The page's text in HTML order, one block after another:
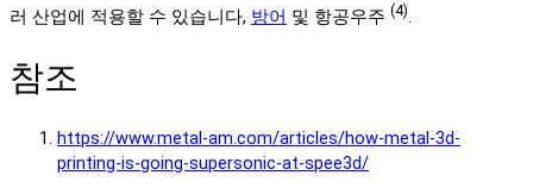
러 산업에 적용할 수 있습니다, 방어 및 항공우주 (4).
참조
https://www.metal-am.com/articles/how-metal-3d-
printing-is-going-supersonic-at-spee3d/